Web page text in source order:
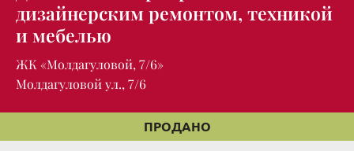
дизайнерским ремонтом, техникой
и мебелью
ЖК «Молдагуловой, 7/6»
Молдагуловой ул., 7/6
ПРОДАНО